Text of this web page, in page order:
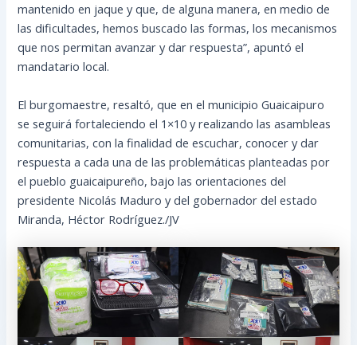
mantenido en jaque y que, de alguna manera, en medio de
las dificultades, hemos buscado las formas, los mecanismos
que nos permitan avanzar y dar respuesta”, apuntó el
mandatario local.
El burgomaestre, resaltó, que en el municipio Guaicaipuro
se seguirá fortaleciendo el 1×10 y realizando las asambleas
comunitarias, con la finalidad de escuchar, conocer y dar
respuesta a cada una de las problemáticas planteadas por
el pueblo guaicaipureño, bajo las orientaciones del
presidente Nicolás Maduro y del gobernador del estado
Miranda, Héctor Rodríguez./JV